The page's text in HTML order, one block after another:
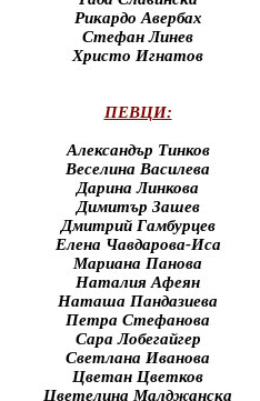
Рикардо Авербах
Стефан Линев
Христо Игнатов
ПЕВЦИ:
Александър Тинков
Веселина Василева
Дарина Линкова
Димитър Зашев
Дмитрий Гамбурцев
Елена Чавдарова-Иса
Мариана Панова
Наталия Афеян
Наташа Пандазиева
Петра Стефанова
Сара Лобегайгер
Светлана Иванова
Цветан Цветков
Цветелина Малджанска